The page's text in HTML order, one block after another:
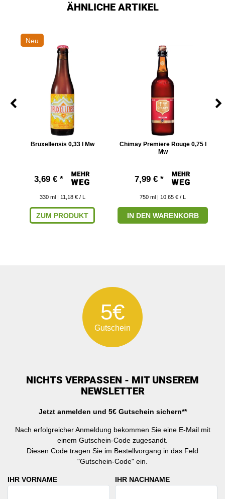
ÄHNLICHE ARTIKEL
Neu
Bruxellensis 0,33 l Mw
3,69 € *
330 ml | 11,18 € / L
ZUM PRODUKT
Chimay Premiere Rouge 0,75 l
Mw
7,99 € *
750 ml | 10,65 € / L
IN DEN WARENKORB
5€
Gutschein
NICHTS VERPASSEN - MIT UNSEREM
NEWSLETTER
Jetzt anmelden und 5€ Gutschein sichern**
Nach erfolgreicher Anmeldung bekommen Sie eine E-Mail mit
einem Gutschein-Code zugesandt.
Diesen Code tragen Sie im Bestellvorgang in das Feld
"Gutschein-Code" ein.
IHR VORNAME IHR NACHNAME